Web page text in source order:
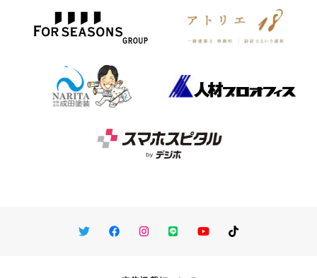
TwitterFacebookInstagram
LINE You TubeTikTok